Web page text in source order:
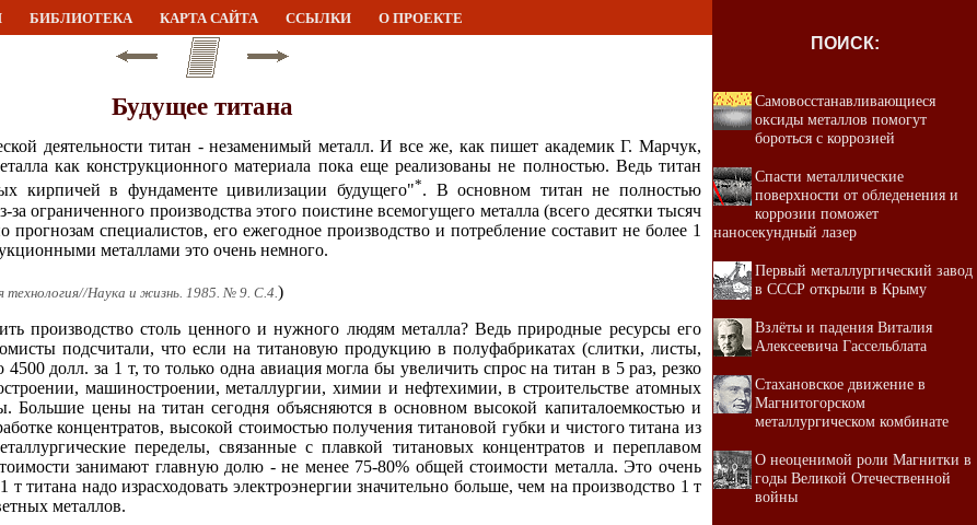
БИБЛИОТЕКА КАРТА САЙТА ССЫЛКИ О ПРОЕКТЕ
Будущее титана
деятельности титан - незаменимый металл. И все же, как пишет академик Г. Марчук,
как конструкционного материала пока еще реализованы не полностью. Ведь титан
кирпичей в фундаменте цивилизации будущего"*. В основном титан не полностью
за ограниченного производства этого поистине всемогущего металла (всего десятки тысяч
специалистов, его ежегодное производство и потребление составит не более 1
металлами это очень немного.
технология//Наука и жизнь. 1985. № 9. С.4.)
производство столь ценного и нужного людям металла? Ведь природные ресурсы его
подсчитали, что если на титановую продукцию в полуфабрикатах (слитки, листы,
долл. за 1 т, то только одна авиация могла бы увеличить спрос на титан в 5 раз, резко
машиностроении, металлургии, химии и нефтехимии, в строительстве атомных
Большие цены на титан сегодня объясняются в основном высокой капиталоемкостью и
концентратов, высокой стоимостью получения титановой губки и чистого титана из
переделы, связанные с плавкой титановых концентратов и переплавом
занимают главную долю - не менее 75-80% общей стоимости металла. Это очень
титана надо израсходовать электроэнергии значительно больше, чем на производство 1 т
металлов.
ПОИСК:
Самовосстанавливающиеся
оксиды металлов помогут
бороться с коррозией
Спасти металлические
поверхности от обледенения и
коррозии поможет
наносекундный лазер
Первый металлургический завод
в СССР открыли в Крыму
Взлёты и падения Виталия
Алексеевича Гассельблата
Стахановское движение в
Магнитогорском
металлургическом комбинате
О неоценимой роли Магнитки в
годы Великой Отечественной
войны